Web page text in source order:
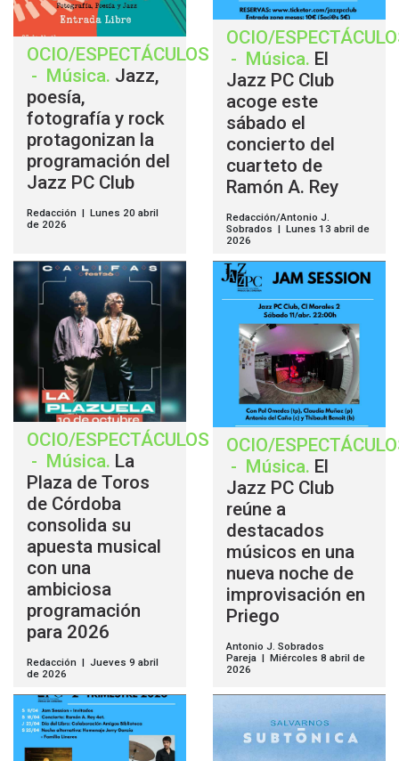
OCIO/ESPECTÁCULOS
- Música. Jazz,
poesía,
fotografía y rock
protagonizan la
programación del
Jazz PC Club
Redacción | Lunes 20 abril
de 2026
OCIO/
- Música. El
Jazz PC Club
acoge este
sábado el
concierto del
cuarteto de
Ramón A. Rey
Redacción/Antonio J.
Sobrados | Lunes 13 abril de
2026
OCIO/ESPECTÁCULOS
- Música. La
Plaza de Toros
de Córdoba
consolida su
apuesta musical
con una
ambiciosa
programación
para 2026
Redacción | Jueves 9 abril
de 2026
OCIO/
- Música. El
Jazz PC Club
reúne a
destacados
músicos en una
nueva noche de
improvisación en
Priego
Antonio J. Sobrados
Pareja | Miércoles 8 abril de
2026